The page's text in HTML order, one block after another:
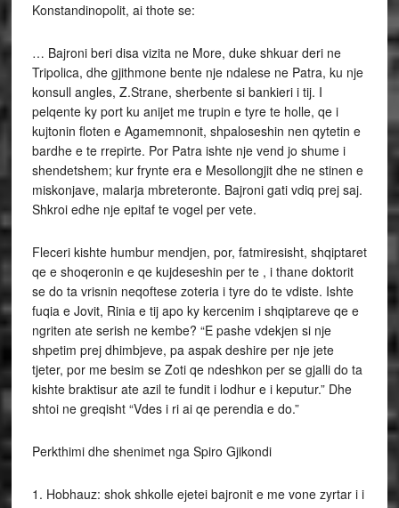
Konstandinopolit, ai thote se:
… Bajroni beri disa vizita ne More, duke shkuar deri ne
Tripolica, dhe gjithmone bente nje ndalese ne Patra, ku nje
konsull angles, Z.Strane, sherbente si bankieri i tij. I
pelqente ky port ku anijet me trupin e tyre te holle, qe i
kujtonin floten e Agamemnonit, shpaloseshin nen qytetin e
bardhe e te rrepirte. Por Patra ishte nje vend jo shume i
shendetshem; kur frynte era e Mesollongjit dhe ne stinen e
miskonjave, malarja mbreteronte. Bajroni gati vdiq prej saj.
Shkroi edhe nje epitaf te vogel per vete.
Fleceri kishte humbur mendjen, por, fatmiresisht, shqiptaret
qe e shoqeronin e qe kujdeseshin per te , i thane doktorit
se do ta vrisnin neqoftese zoteria i tyre do te vdiste. Ishte
fuqia e Jovit, Rinia e tij apo ky kercenim i shqiptareve qe e
ngriten ate serish ne kembe? “E pashe vdekjen si nje
shpetim prej dhimbjeve, pa aspak deshire per nje jete
tjeter, por me besim se Zoti qe ndeshkon per se gjalli do ta
kishte braktisur ate azil te fundit i lodhur e i keputur.” Dhe
shtoi ne greqisht “Vdes i ri ai qe perendia e do.”
Perkthimi dhe shenimet nga Spiro Gjikondi
1. Hobhauz: shok shkolle ejetei bajronit e me vone zyrtar i i